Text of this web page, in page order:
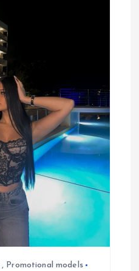
Promotional models